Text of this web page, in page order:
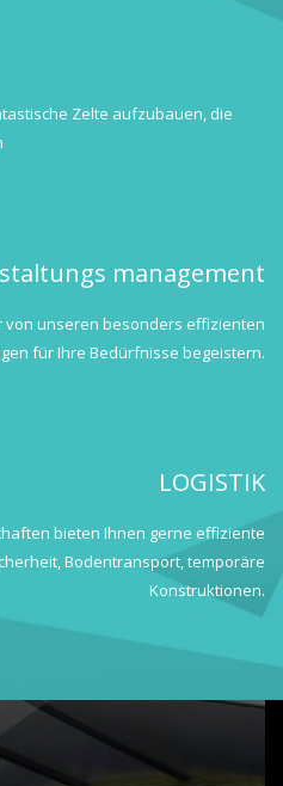
Zelte aufzubauen, die
management
von unseren besonders effizienten
für Ihre Bedürfnisse begeistern.
LOGISTIK
bieten Ihnen gerne effiziente
Bodentransport, temporäre
Konstruktionen.